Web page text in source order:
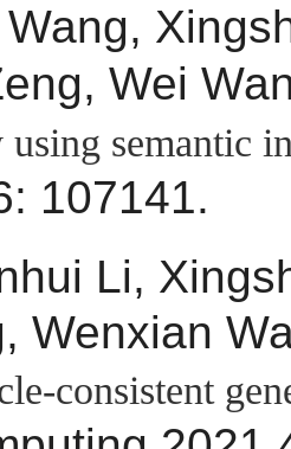
Wei
using semantic
107141.
Li,
Wenxian
consistent